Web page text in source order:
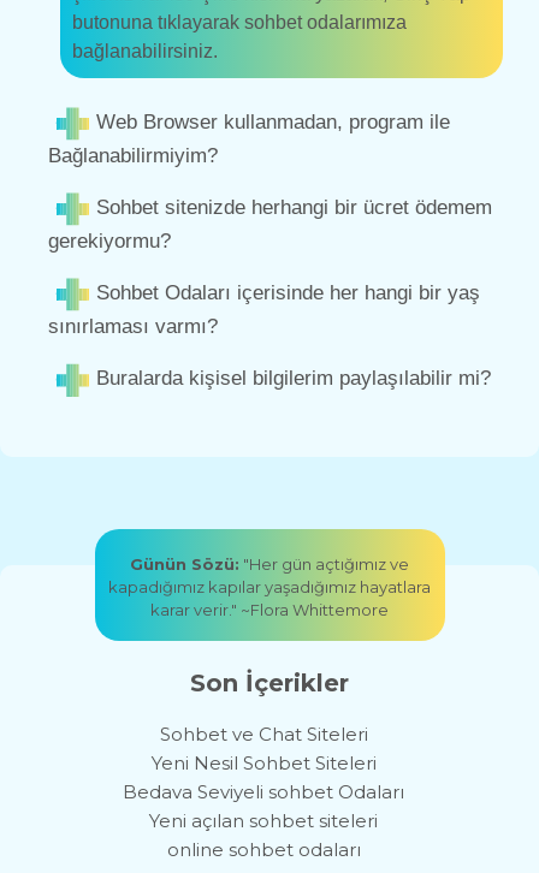
butonuna tıklayarak sohbet odalarımıza
bağlanabilirsiniz.
Web Browser kullanmadan, program ile
Bağlanabilirmiyim?
Sohbet sitenizde herhangi bir ücret ödemem
gerekiyormu?
Sohbet Odaları içerisinde her hangi bir yaş
sınırlaması varmı?
Buralarda kişisel bilgilerim paylaşılabilir mi?
Günün Sözü: "Her gün açtığımız ve
kapadığımız kapılar yaşadığımız hayatlara
karar verir." ~Flora Whittemore
Son İçerikler
Sohbet ve Chat Siteleri
Yeni Nesil Sohbet Siteleri
Bedava Seviyeli sohbet Odaları
Yeni açılan sohbet siteleri
online sohbet odaları